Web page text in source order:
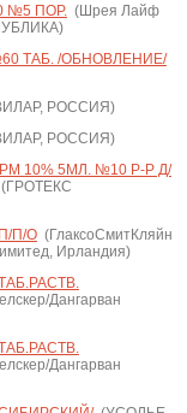
№5 ПОР.(Шрея Лайф
ТАБ. /ОБНОВЛЕНИЕ/
РОССИЯ)
РОССИЯ)
10% 5МЛ. №10 Р-Р Д/
П/О(ГлаксоСмитКляйн
Ирландия)
Дангарван
Дангарван